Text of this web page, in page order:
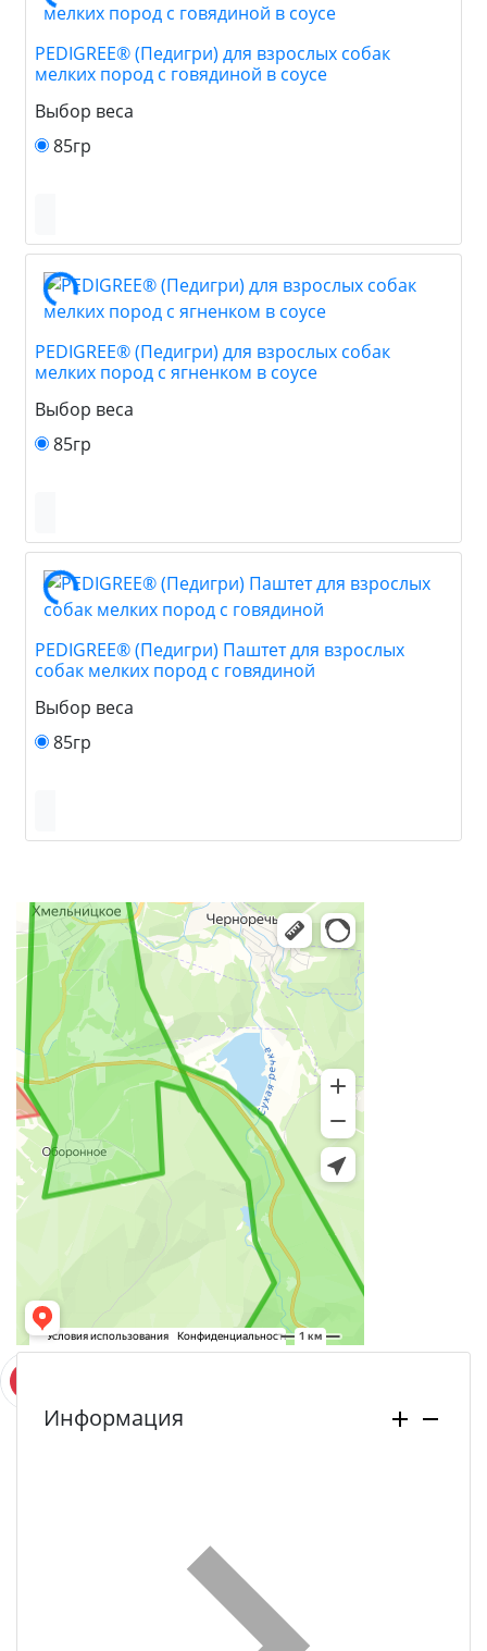
PEDIGREE® (Педигри) для взрослых собак
мелких пород с говядиной в соусе
Выбор веса
85гр
PEDIGREE® (Педигри) для взрослых собак
мелких пород с ягненком в соусе
Выбор веса
85гр
PEDIGREE® (Педигри) Паштет для взрослых
собак мелких пород с говядиной
Выбор веса
85гр
Информация